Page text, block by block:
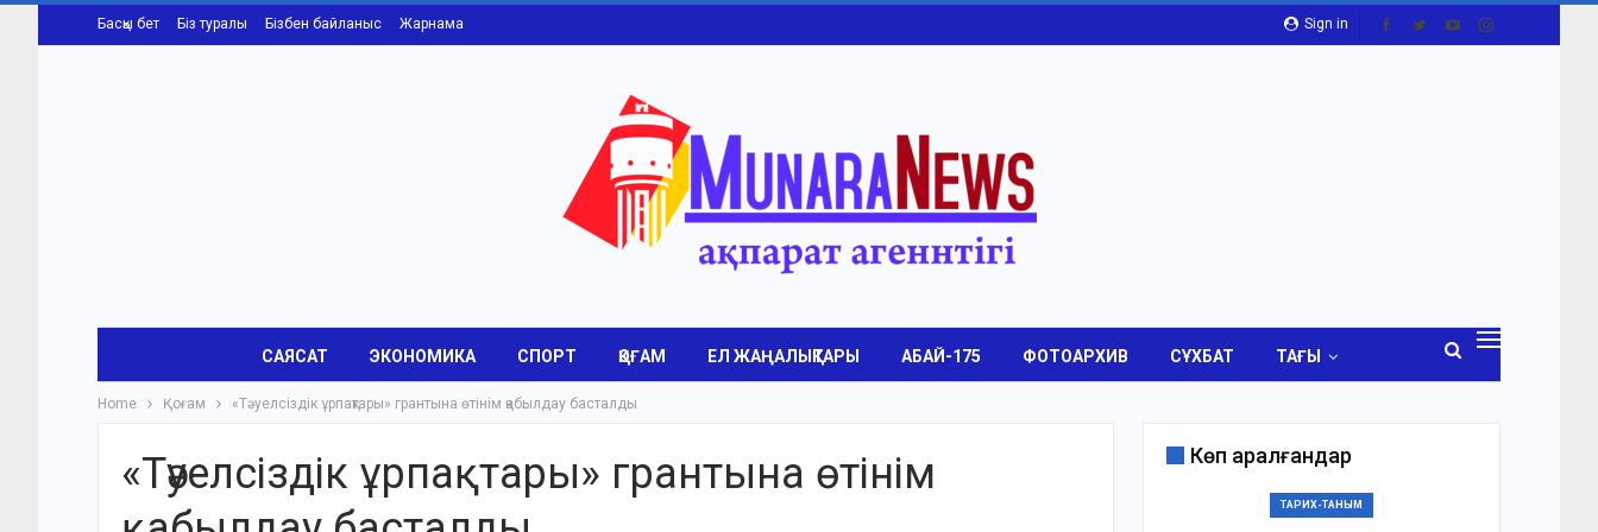
Sign in
Басқы бет Біз туралы Бізбен байланыс Жарнама
САЯСАТ ЭКОНОМИКА СПОРТ ҚОҒАМ ЕЛ ЖАҢАЛЫҚТАРЫ АБАЙ-175 ФОТОАРХИВ СҰХБАТ ТАҒЫ
Home Қоғам «Тәуелсіздік ұрпақтары» грантына өтінім қабылдау басталды
«Тәуелсіздік ұрпақтары» грантына өтінім
Көп қаралғандар
ТАРИХ-ТАНЫМ